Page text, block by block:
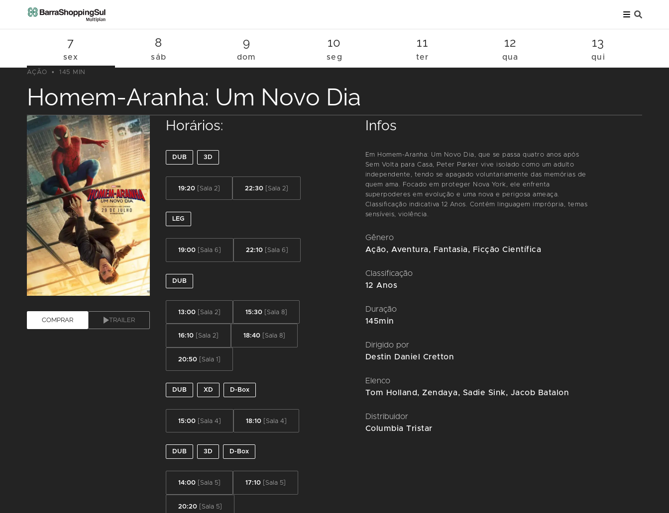
7
sex
8
sáb
9
dom
10
seg
11
ter
12
qua
13
qui
AÇÃO 145 MIN
Homem-Aranha: Um Novo Dia
COMPRAR TRAILER
Horários:
DUB 3D
19:20 [Sala 2] 22:30 [Sala 2]
LEG
19:00 [Sala 6] 22:10 [Sala 6]
DUB
13:00 [Sala 2] 15:30 [Sala 8]
16:10 [Sala 2] 18:40 [Sala 8]
20:50 [Sala 1]
DUB XD D-Box
15:00 [Sala 4] 18:10 [Sala 4]
DUB 3D D-Box
14:00 [Sala 5] 17:10 [Sala 5]
20:20 [Sala 5]
Infos
Em Homem-Aranha: Um Novo Dia, que se passa quatro anos após
Sem Volta para Casa, Peter Parker vive isolado como um adulto
independente, tendo se apagado voluntariamente das memórias de
quem ama. Focado em proteger Nova York, ele enfrenta
superpoderes em evolução e uma nova e perigosa ameaça.
Classificação indicativa 12 Anos. Contém linguagem imprópria, temas
sensíveis, violência.
Gênero
Ação, Aventura, Fantasia, Ficção Científica
Classificação
12 Anos
Duração
145min
Dirigido por
Destin Daniel Cretton
Elenco
Tom Holland, Zendaya, Sadie Sink, Jacob Batalon
Distribuidor
Columbia Tristar